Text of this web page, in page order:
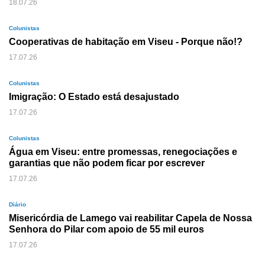
18.07.26
Colunistas
Cooperativas de habitação em Viseu - Porque não!?
17.07.26
Colunistas
Imigração: O Estado está desajustado
17.07.26
Colunistas
Água em Viseu: entre promessas, renegociações e
garantias que não podem ficar por escrever
17.07.26
Diário
Misericórdia de Lamego vai reabilitar Capela de Nossa
Senhora do Pilar com apoio de 55 mil euros
17.07.26